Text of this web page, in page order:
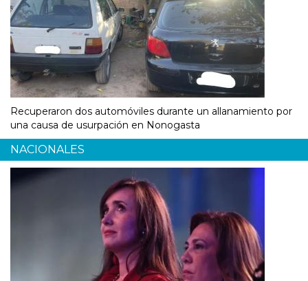
Recuperaron dos automóviles durante un allanamiento por
una causa de usurpación en Nonogasta
NACIONALES